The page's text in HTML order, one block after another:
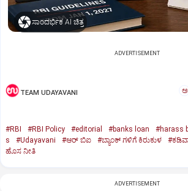
ಸಾಂದರ್ಭಿಕ AI ಚಿತ್ರ
ADVERTISEMENT
TEAM UDAYAVANI ಅ
#RBI #RBI Policy #editorial #banks loan #harass
s
#Udayavani #ಆರ್‌ ಬಿಐ #ಬ್ಯಾಂಕ್‌ ಗಳಿಗೆ ಕಿರುಕುಳ
ಹೊಸ ನೀತಿ
ADVERTISEMENT